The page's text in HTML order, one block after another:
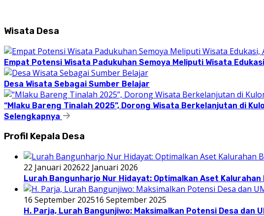
Wisata Desa
Empat Potensi Wisata Padukuhan Semoya Meliputi Wisata
Desa Wisata Sebagai Sumber Belajar
“Mlaku Bareng Tinalah 2025”, Dorong Wisata Berkelanjutan di
Selengkapnya
Profil Kepala Desa
22 Januari 202622 Januari 2026
Lurah Bangunharjo Nur Hidayat: Optimalkan Aset Kalurahan
16 September 202516 September 2025
H. Parja, Lurah Bangunjiwo: Maksimalkan Potensi Desa dan